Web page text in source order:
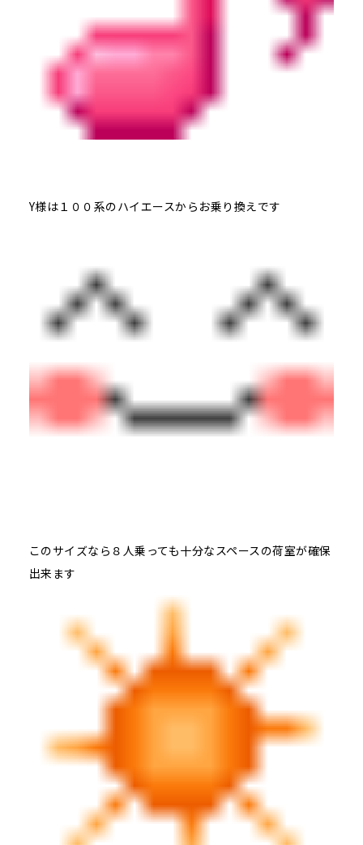
Y様は１００系のハイエースからお乗り換えです
このサイズなら８人乗っても十分なスペースの荷室が確保
出来ます